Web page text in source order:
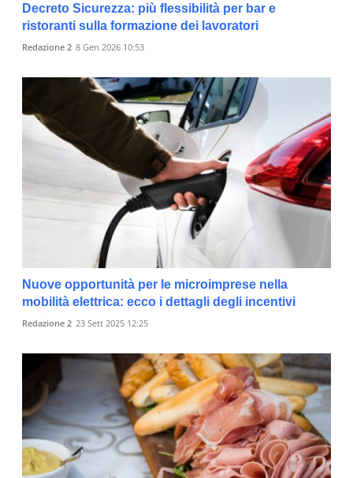
Decreto Sicurezza: più flessibilità per bar e
ristoranti sulla formazione dei lavoratori
Redazione 2 8 Gen 2026 10:53
Nuove opportunità per le microimprese nella
mobilità elettrica: ecco i dettagli degli incentivi
Redazione 2 23 Sett 2025 12:25